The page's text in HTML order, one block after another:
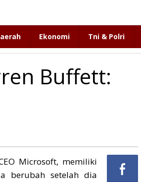
Ekonomi Tni & Polri
Buffett:
Microsoft, memiliki
berubah setelah dia